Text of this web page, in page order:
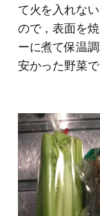
て火を入れな
ので，表面を
ーに煮て保温
安かった野菜